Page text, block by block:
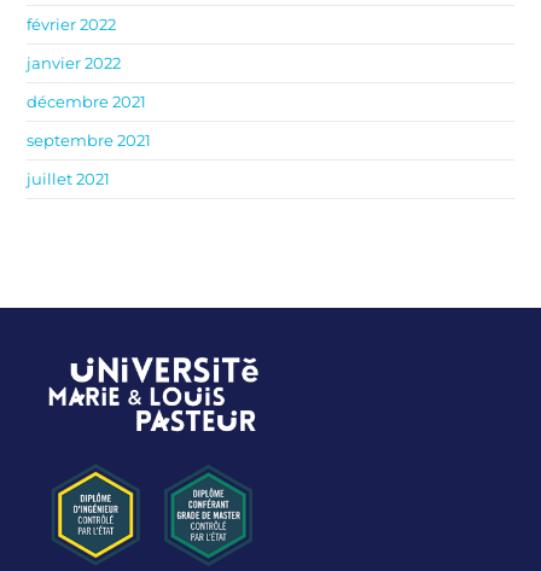
février 2022
janvier 2022
décembre 2021
septembre 2021
juillet 2021